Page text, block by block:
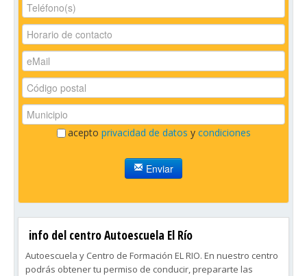
acepto privacidad de datos y condiciones
Enviar
info del centro Autoescuela El Río
Autoescuela y Centro de Formación EL RIO. En nuestro centro
podrás obtener tu permiso de conducir, prepararte las